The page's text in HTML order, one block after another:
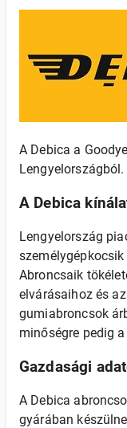
A Debica a
Lengyelországból.
A Debica
Lengyelország
Abroncsaik
elvárásaihoz és
gumiabroncsok
minőségre pedig
Gazdasági
A Debica
gyárában